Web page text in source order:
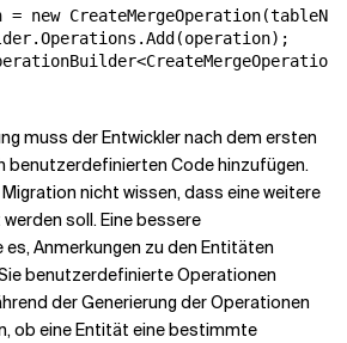
= new
muss der Entwickler nach dem ersten
benutzerdefinierten Code hinzufügen.
nicht wissen, dass eine weitere
soll. Eine bessere
es, Anmerkungen zu den Entitäten
benutzerdefinierte Operationen
der Generierung der Operationen
ob eine Entität eine bestimmte